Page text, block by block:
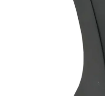
ZADARMO
22,87 €